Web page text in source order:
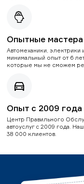
Опытные мастера
Автомеханики,
минимальный опыт от 6
которые мы не сможем
Опыт с 2009 года
Центр Правильного
автоуслуг с 2009 года.
38 000 клиентов.